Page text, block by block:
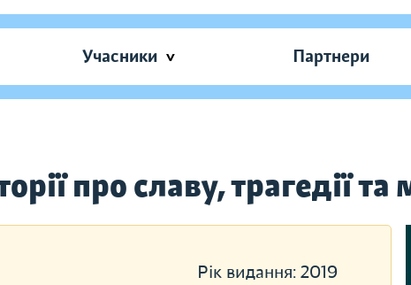
Учасники Партнери
про славу, трагедії та
Рік видання: 2019